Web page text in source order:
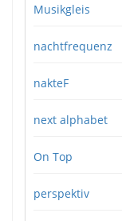
Musikgleis
nachtfrequenz
nakteF
next alphabet
On Top
perspektiv